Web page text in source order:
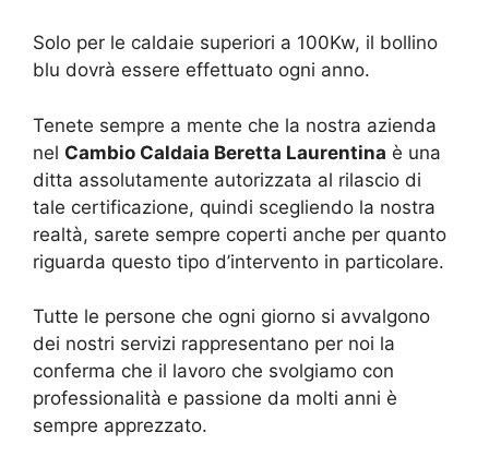
Solo per le caldaie superiori a 100Kw, il bollino
blu dovrà essere effettuato ogni anno.
Tenete sempre a mente che la nostra azienda
nel Cambio Caldaia Beretta Laurentina è una
ditta assolutamente autorizzata al rilascio di
tale certificazione, quindi scegliendo la nostra
realtà, sarete sempre coperti anche per quanto
riguarda questo tipo d’intervento in particolare.
Tutte le persone che ogni giorno si avvalgono
dei nostri servizi rappresentano per noi la
conferma che il lavoro che svolgiamo con
professionalità e passione da molti anni è
sempre apprezzato.